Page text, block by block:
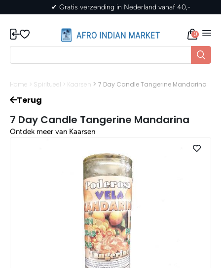
✔ Gratis verzending in Nederland vanaf 40,-
0
Home > Spiritueel > Kaarsen > 7 Day Candle Tangerine Mandarina
Terug
7 Day Candle Tangerine Mandarina
Ontdek meer van Kaarsen